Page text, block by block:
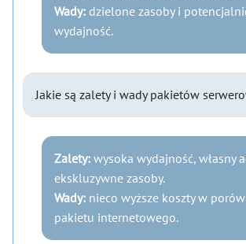
Wady: dzielone zasoby i
wydajność.
Jakie są zalety i wady pakietów
Zalety: wysoka wydajność, własny
ekskluzywne zasoby.
Wady: nieco wyższe koszty w
pakietu internetowego.